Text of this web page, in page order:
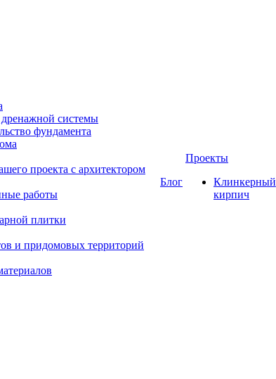
системы
фундамента
проекта с архитектором
работы
плитки
и придомовых территорий
Блог
Проекты
Клинкерный
кирпич